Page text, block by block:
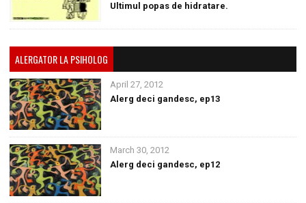
Ultimul popas de hidratare.
ALERGATOR LA PSIHOLOG
April 27, 2012
Alerg deci gandesc, ep13
March 30, 2012
Alerg deci gandesc, ep12